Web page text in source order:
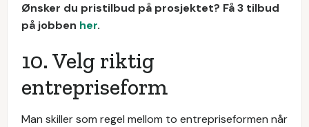
Ønsker du pristilbud på prosjektet? Få 3 tilbud
på jobben her.
10. Velg riktig
entrepriseform
Man skiller som regel mellom to entrepriseformen når